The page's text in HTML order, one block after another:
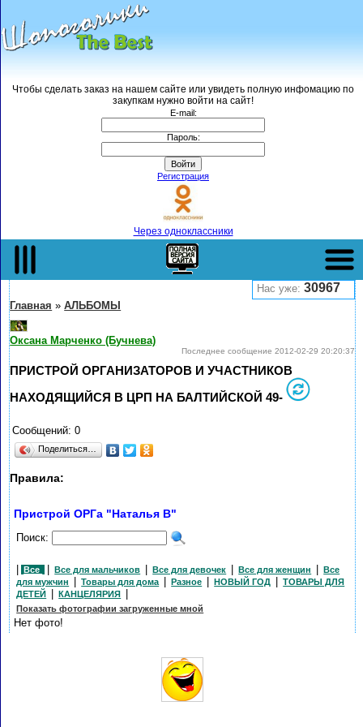
Чтобы сделать заказ на нашем сайте или увидеть полную инфомацию по
закупкам нужно войти на сайт!
E-mail:
Пароль:
Регистрация
Через одноклассники
Нас уже: 30967
Главная »АЛЬБОМЫ
Оксана Марченко (Бучнева)
Последнее сообщение 2012-02-29 20:20:37
ПРИСТРОЙ ОРГАНИЗАТОРОВ И УЧАСТНИКОВ
НАХОДЯЩИЙСЯ В ЦРП НА БАЛТИЙСКОЙ 49-
Сообщений: 0
Поделиться…
Правила:
Пристрой ОРГа "Наталья В"
Поиск:
Все Все для мальчиков Все для девочек Все для женщин
Все
для мужчин
Товары для дома Разное НОВЫЙ ГОД
ТОВАРЫ ДЛЯ
ДЕТЕЙ
КАНЦЕЛЯРИЯ
Показать фотографии загруженные мной
Нет фото!